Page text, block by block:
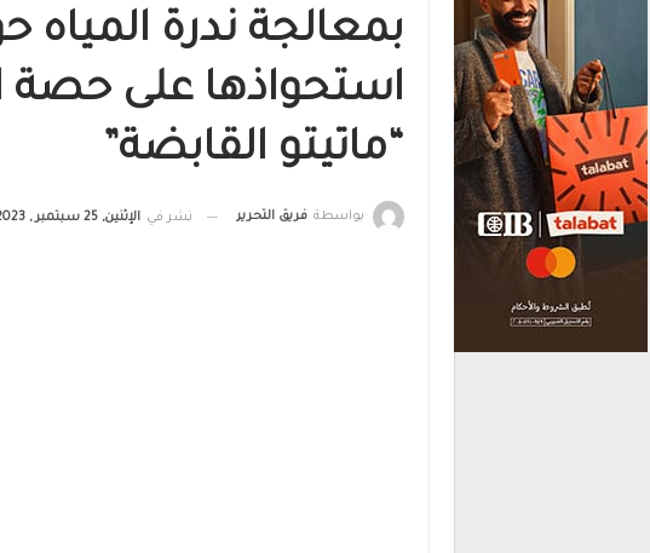
بمعالجة ندرة المياه
استحواذها على حصة
“ماتيتو القابضة”
بواسطة فريق التحرير نشر في الإثنين, 25 سبتمبر , 2023, الساعة 11:30 ص